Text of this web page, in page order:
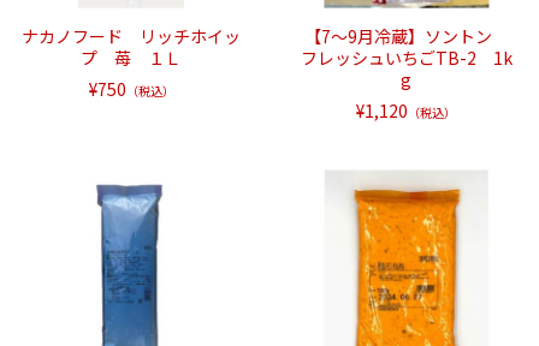
ナカノフード リッチホイッ
プ 苺 １Ｌ
¥750 （税込）
【7～9月冷蔵】ソントン
フレッシュいちごTB-2 1k
g
¥1,120 （税込）